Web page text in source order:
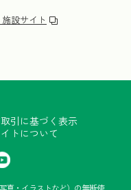
設サイト
引に基づく表示
トについて